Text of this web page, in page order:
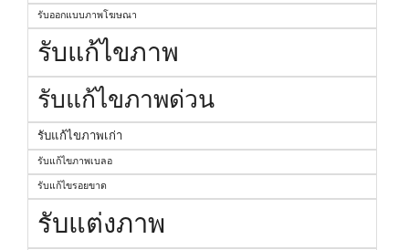
รับออกแบบภาพโฆษณา
รับแก้ไขภาพ
รับแก้ไขภาพด่วน
รับแก้ไขภาพเก่า
รับแก้ไขภาพเบลอ
รับแก้ไขรอยขาด
รับแต่งภาพ